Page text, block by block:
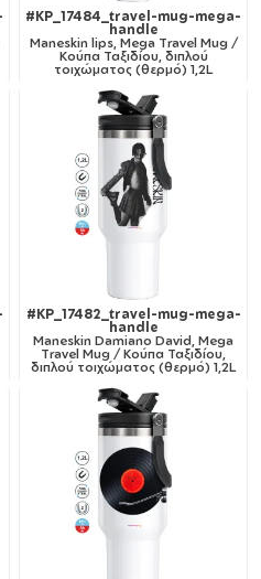
#KP_17484_travel-mug-mega-
handle
Maneskin lips, Mega Travel Mug /
Κούπα Ταξιδίου, διπλού
τοιχώματος (θερμό) 1,2L
#KP_17482_travel-mug-mega-
handle
Maneskin Damiano David, Mega
Travel Mug / Κούπα Ταξιδίου,
διπλού τοιχώματος (θερμό) 1,2L